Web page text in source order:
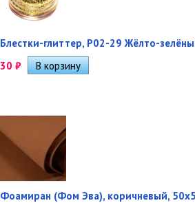
Блестки-глиттер, Р02-29 Жёлто-
30 ₽
Фоамиран (Фом Эва), коричневый,